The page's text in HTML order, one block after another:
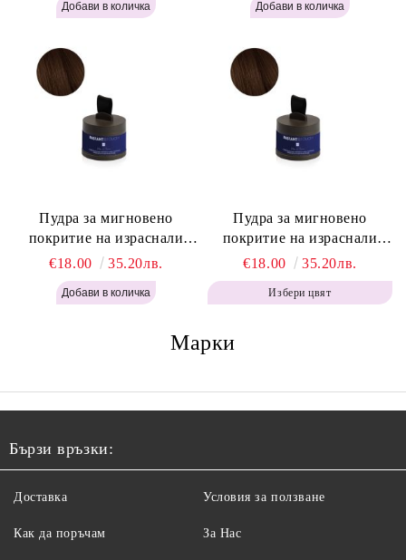
Blonde H645
Powder - Light Brown H644
Пудра за мигновено
покритие на израснали
корени Топло Кафяво -
Labor Pro Instant Retouch
Powder - Warm Brown H643
€18.00 35.20лв.
Пудра за мигновено
покритие на израснали
корени Кафяво - Labor Pro
Instant Retouch Powder -
Brown H642
€18.00 35.20лв.
Избери цвят
Марки
Бързи връзки:
Доставка
Как да поръчам
Условия за ползване
За Нас